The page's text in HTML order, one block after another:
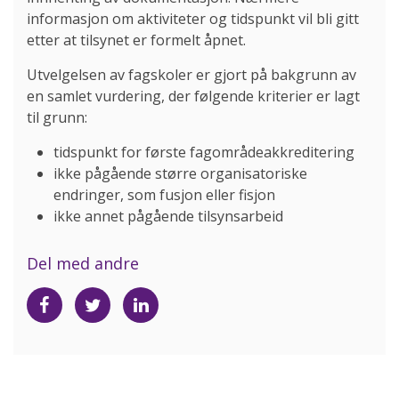
informasjon om aktiviteter og tidspunkt vil bli gitt
etter at tilsynet er formelt åpnet.
Utvelgelsen av fagskoler er gjort på bakgrunn av
en samlet vurdering, der følgende kriterier er lagt
til grunn:
tidspunkt for første fagområdeakkreditering
ikke pågående større organisatoriske
endringer, som fusjon eller fisjon
ikke annet pågående tilsynsarbeid
Del med andre
Del
på
Del
på
Del
på